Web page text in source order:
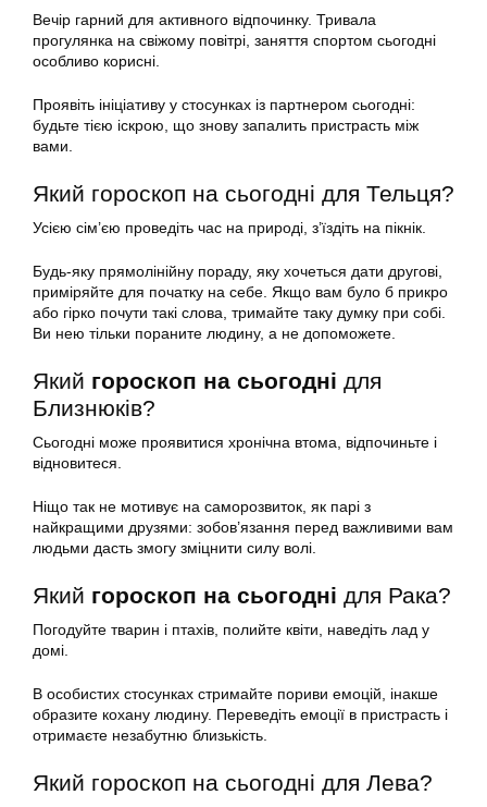
Вечір гарний для активного відпочинку. Тривала
прогулянка на свіжому повітрі, заняття спортом сьогодні
особливо корисні.
Проявіть ініціативу у стосунках із партнером сьогодні:
будьте тією іскрою, що знову запалить пристрасть між
вами.
Який гороскоп на сьогодні для Тельця?
Усією сім’єю проведіть час на природі, з’їздіть на пікнік.
Будь-яку прямолінійну пораду, яку хочеться дати другові,
приміряйте для початку на себе. Якщо вам було б прикро
або гірко почути такі слова, тримайте таку думку при собі.
Ви нею тільки пораните людину, а не допоможете.
Який гороскоп на сьогодні для
Близнюків?
Сьогодні може проявитися хронічна втома, відпочиньте і
відновитеся.
Ніщо так не мотивує на саморозвиток, як парі з
найкращими друзями: зобов’язання перед важливими вам
людьми дасть змогу зміцнити силу волі.
Який гороскоп на сьогодні для Рака?
Погодуйте тварин і птахів, полийте квіти, наведіть лад у
домі.
В особистих стосунках стримайте пориви емоцій, інакше
образите кохану людину. Переведіть емоції в пристрасть і
отримаєте незабутню близькість.
Який гороскоп на сьогодні для Лева?